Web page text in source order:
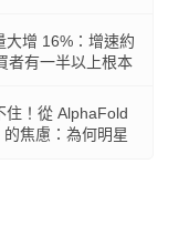
大增 16%：增速約
者有一半以上根本
住！從 AlphaFold
焦慮：為何明星